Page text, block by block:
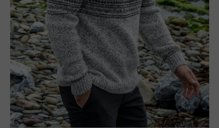
BROEKEN
HANDSCHOENEN
HOEDEN
JASSEN
JASSEN
JEANS
OVERHEMDEN
OVERSHIRTS